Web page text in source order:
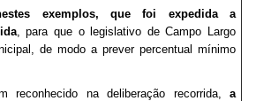
exemplos, que foi expedida a
, para que o legislativo de Campo Largo
de modo a prever percentual mínimo
reconhecido na deliberação recorrida, a